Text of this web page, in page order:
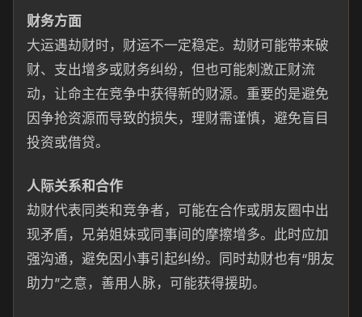
财务方面
大运遇劫财时，财运不一定稳定。劫财可能带来破
财、支出增多或财务纠纷，但也可能刺激正财流
动，让命主在竞争中获得新的财源。重要的是避免
因争抢资源而导致的损失，理财需谨慎，避免盲目
投资或借贷。
人际关系和合作
劫财代表同类和竞争者，可能在合作或朋友圈中出
现矛盾，兄弟姐妹或同事间的摩擦增多。此时应加
强沟通，避免因小事引起纠纷。同时劫财也有“朋友
助力”之意，善用人脉，可能获得援助。